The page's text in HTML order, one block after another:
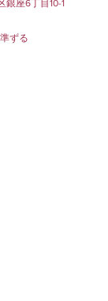
銀座6丁目10-1
ずる